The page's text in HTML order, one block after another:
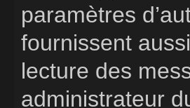
paramètres
fournissent
lecture des
administrateur